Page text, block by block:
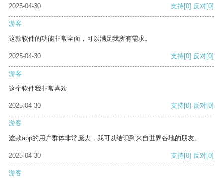
2025-04-30 支持[0] 反对[0]
游客
这款软件的功能非常全面，可以满足我所有需求。
2025-04-30 支持[0] 反对[0]
游客
这个软件我非常喜欢
2025-04-30 支持[0] 反对[0]
游客
这款app的用户群体非常庞大，我可以结识到来自世界各地的朋友。
2025-04-30 支持[0] 反对[0]
游客